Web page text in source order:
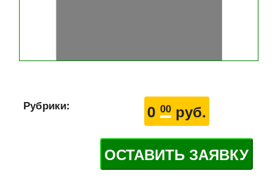
0 00руб.
ОСТАВИТЬ ЗАЯВКУ
Рубрики: